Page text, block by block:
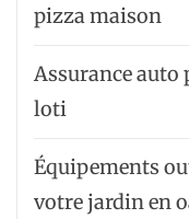
pizza maison
Assurance auto
loti
Équipements
votre jardin en